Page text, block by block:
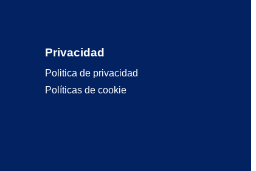
Privacidad
Politica de privacidad
Políticas de cookie